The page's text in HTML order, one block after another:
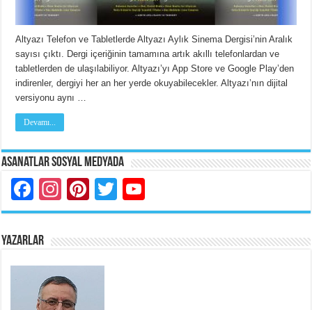
Altyazı Telefon ve Tabletlerde Altyazı Aylık Sinema Dergisi’nin Aralık
sayısı çıktı. Dergi içeriğinin tamamına artık akıllı telefonlardan ve
tabletlerden de ulaşılabiliyor. Altyazı’yı App Store ve Google Play’den
indirenler, dergiyi her an her yerde okuyabilecekler. Altyazı’nın dijital
versiyonu aynı …
Devamı...
Asanatlar Sosyal Medyada
Facebook
Instagram
Pinterest
Twitter
YAZARLAR